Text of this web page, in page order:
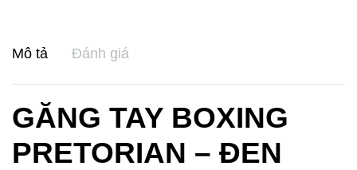
Mô tả Đánh giá
GĂNG TAY BOXING
PRETORIAN – ĐEN